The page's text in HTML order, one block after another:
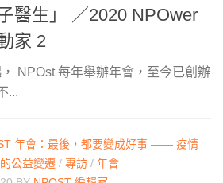
子醫生」 ／2020 NPOwer
家 2
NPOst 每年舉辦年會，至今已創辦
...
年會：最後，都要變成好事 —— 疫情
公益變遷 / 專訪 / 年會